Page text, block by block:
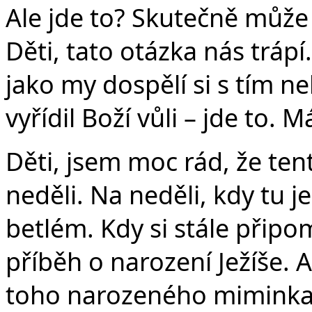
Ale jde to? Skutečně
Děti, tato otázka nás
jako my dospělí si s tím
vyřídil Boží vůli – jde to.
Děti, jsem moc rád, že
neděli. Na neděli, kdy tu
betlém. Kdy si stále
příběh o narození Ježíše.
toho narozeného